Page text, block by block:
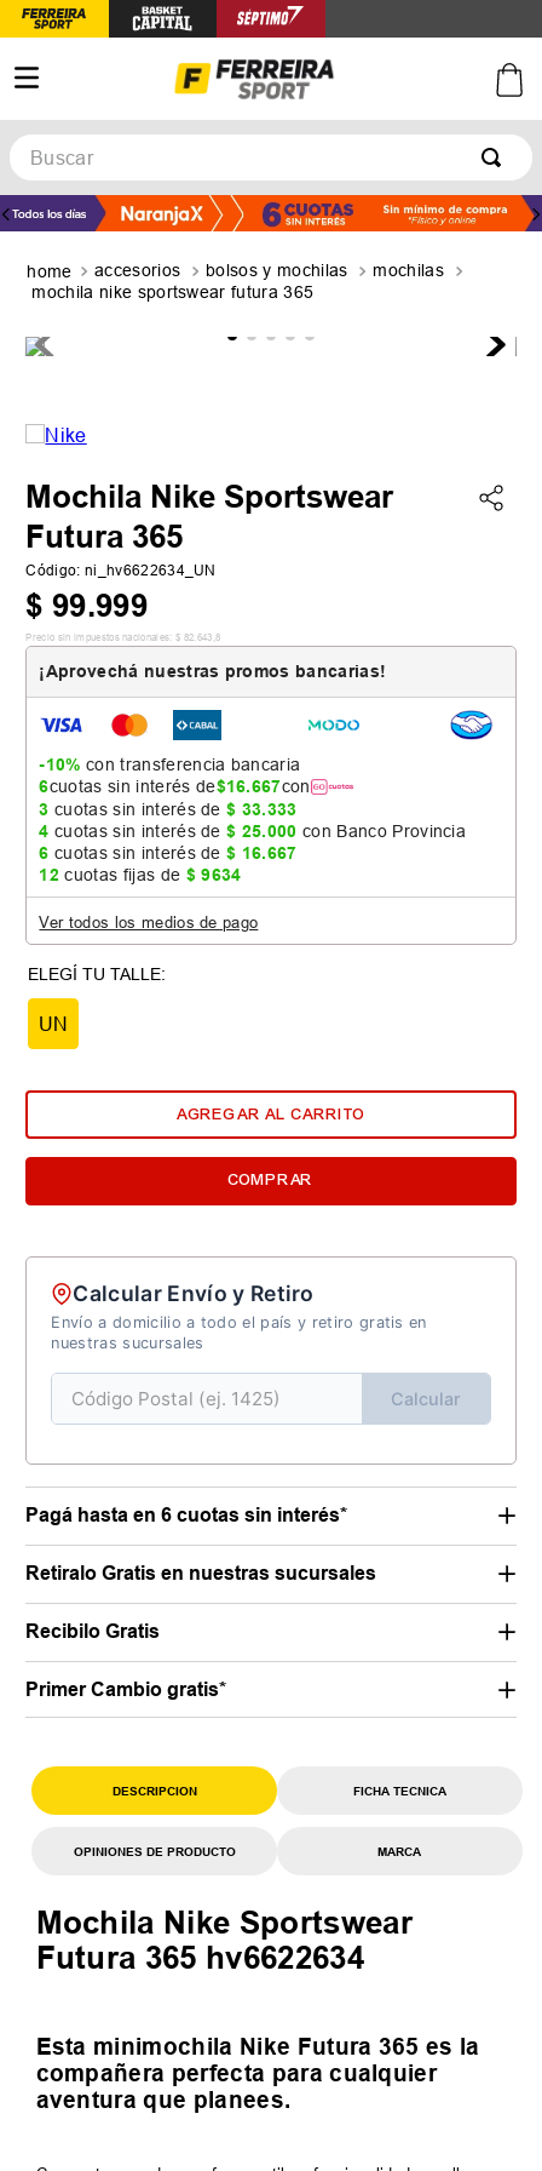
Buscar
TÉRMINOS MÁS BUSCADOS
2.
zapatillas
accesorios bolsos y mochilas
mochilas
mochila nike sportswear futura 365
Mochila Nike Sportswear
Futura 365
Código: ni_hv6622634_UN
$ 99.999
Precio sin impuestos nacionales: $ 82.643 ,8
¡Aprovechá nuestras promos bancarias!
-10% con transferencia bancaria
6cuotas sin interés de$16.667con
3 cuotas sin interés de$ 33.333
4 cuotas sin interés de$ 25.000 con Banco Provincia
6 cuotas sin interés de$ 16.667
12 cuotas fijas de $ 9634
Ver todos los medios de pago
UN
AGREGAR AL CARRITO
COMPRAR
Calcular Envío y Retiro
Envío a domicilio a todo el país y retiro gratis en
nuestras sucursales
Calcular
Pagá hasta en 6 cuotas sin interés*
Retiralo Gratis en nuestras sucursales
Recibilo Gratis
Primer Cambio gratis*
DESCRIPCION FICHA TECNICA
OPINIONES DE PRODUCTO MARCA
Mochila Nike Sportswear
Futura 365 hv6622634
Esta minimochila Nike Futura 365 es la
compañera perfecta para cualquier
aventura que planees.